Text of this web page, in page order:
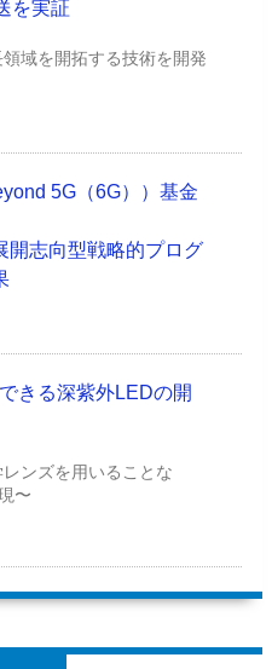
を実証
域を開拓する技術を開発
5G（6G））基金
開志向型戦略的プログ
きる深紫外LEDの開
ンズを用いることな
〜